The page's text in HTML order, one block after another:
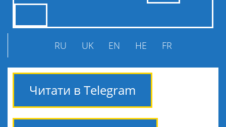
RU UK EN HE FR
Читати в Telegram